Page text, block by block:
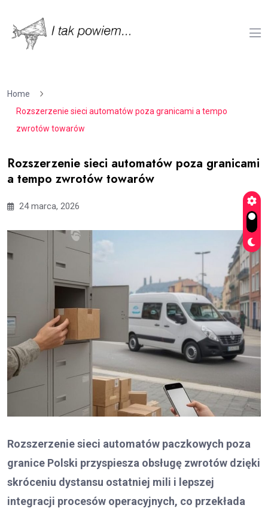
Home
Rozszerzenie sieci automatów poza granicami a tempo
zwrotów towarów
Rozszerzenie sieci automatów poza granicami
a tempo zwrotów towarów
24 marca, 2026
Rozszerzenie sieci automatów paczkowych poza
granice Polski przyspiesza obsługę zwrotów dzięki
skróceniu dystansu ostatniej mili i lepszej
integracji procesów operacyjnych, co przekłada